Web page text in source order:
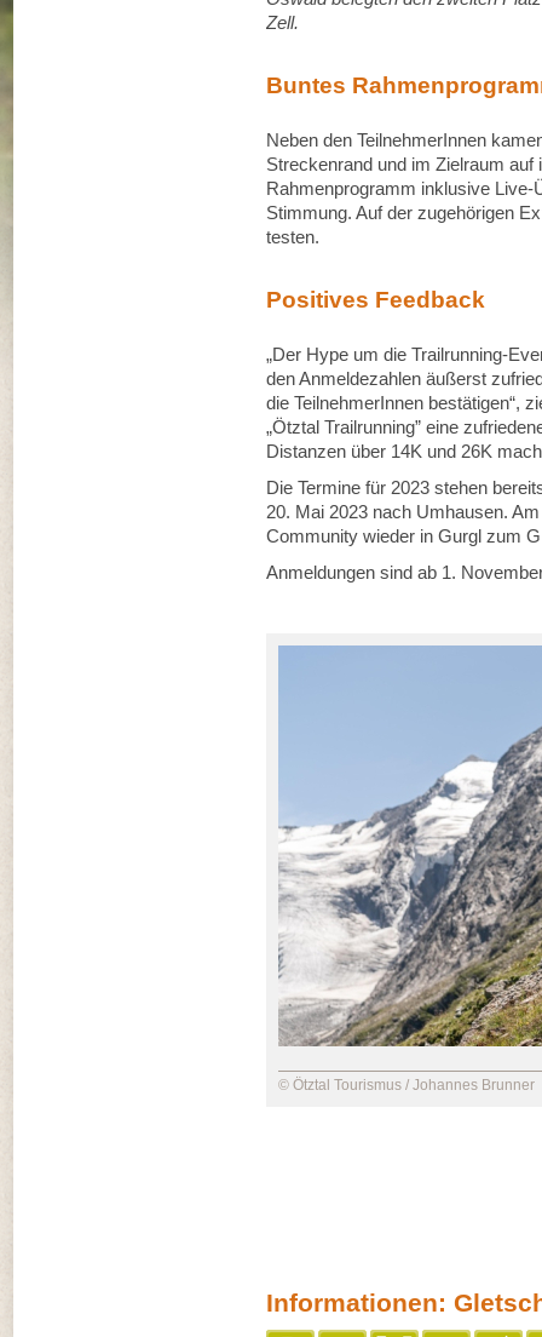
Zell.
Buntes
Neben den TeilnehmerInnen
Streckenrand und im Zielraum
Rahmenprogramm inklusive
Stimmung. Auf der zugehörigen
testen.
Positives Feedback
„Der Hype um die Trailrunning-
den Anmeldezahlen äußerst
die TeilnehmerInnen bestätigen“,
„Ötztal Trailrunning” eine
Distanzen über 14K und 26K
Die Termine für 2023 stehen
20. Mai 2023 nach Umhausen.
Community wieder in Gurgl zum
Anmeldungen sind ab 1.
© Ötztal Tourismus / Johannes Brunner
Informationen: